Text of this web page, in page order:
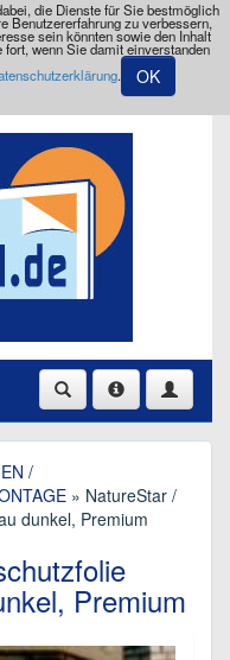
die Dienste für Sie bestmöglich
Benutzererfahrung zu verbessern,
sein könnten sowie den Inhalt
wenn Sie damit einverstanden
. OK
/
» NatureStar /
dunkel, Premium
Premium